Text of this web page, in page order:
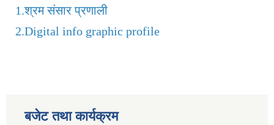
1.श्रम संसार प्रणाली
2.Digital info graphic profile
बजेट तथा कार्यक्रम